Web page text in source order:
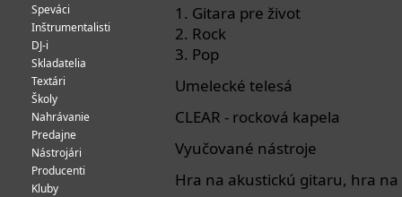
Speváci
Inštrumentalisti
DJ-i
Skladatelia
Textári
Školy
Nahrávanie
Predajne
Nástrojári
Producenti
Kluby
1. Gitara pre život
2. Rock
3. Pop
Umelecké telesá
CLEAR - rocková kapela
Vyučované nástroje
Hra na akustickú gitaru, hra